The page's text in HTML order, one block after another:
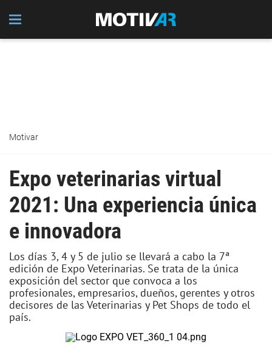
Motivar
Expo veterinarias virtual
2021: Una experiencia única
e innovadora
Los días 3, 4 y 5 de julio se llevará a cabo la 7ª
edición de Expo Veterinarias. Se trata de la única
exposición del sector que convoca a los
profesionales, empresarios, dueños, gerentes y otros
decisores de las Veterinarias y Pet Shops de todo el
país.